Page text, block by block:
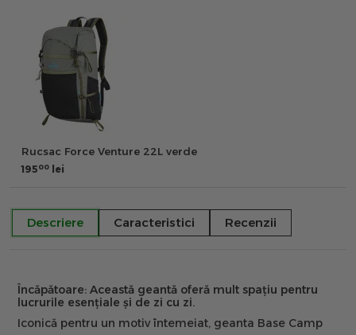
Rucsac Force Venture 22L verde
19500 lei
Descriere Caracteristici Recenzii
Încăpătoare: Această geantă oferă mult spațiu pentru
lucrurile esențiale și de zi cu zi.
Iconică pentru un motiv întemeiat, geanta Base Camp